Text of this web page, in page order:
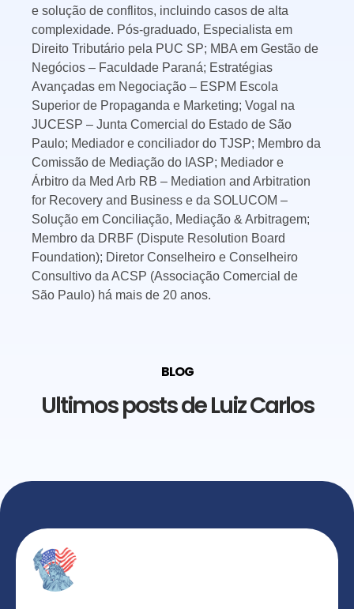
e solução de conflitos, incluindo casos de alta
complexidade. Pós-graduado, Especialista em
Direito Tributário pela PUC SP; MBA em Gestão de
Negócios – Faculdade Paraná; Estratégias
Avançadas em Negociação – ESPM Escola
Superior de Propaganda e Marketing; Vogal na
JUCESP – Junta Comercial do Estado de São
Paulo; Mediador e conciliador do TJSP; Membro da
Comissão de Mediação do IASP; Mediador e
Árbitro da Med Arb RB – Mediation and Arbitration
for Recovery and Business e da SOLUCOM –
Solução em Conciliação, Mediação & Arbitragem;
Membro da DRBF (Dispute Resolution Board
Foundation); Diretor Conselheiro e Conselheiro
Consultivo da ACSP (Associação Comercial de
São Paulo) há mais de 20 anos.
BLOG
Ultimos posts de Luiz Carlos